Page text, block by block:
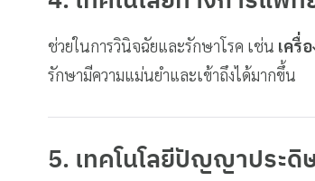
ช่วยในการวินิจฉัยและรักษาโรค เช่น เครื่
รักษามีความแม่นยำและเข้าถึงได้มากขึ้น
5. เทคโนโลยีปัญญาประ